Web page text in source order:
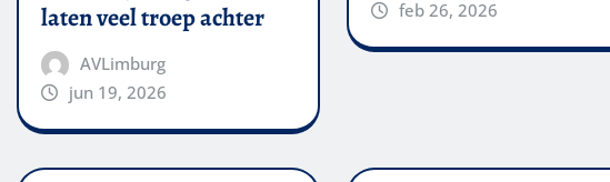
laten veel troep achter
AVLimburg
jun 19, 2026
feb 26, 2026